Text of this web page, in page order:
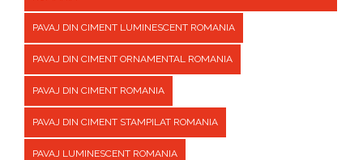
PAVAJ DIN CIMENT LUMINESCENT ROMANIA
PAVAJ DIN CIMENT ORNAMENTAL ROMANIA
PAVAJ DIN CIMENT ROMANIA
PAVAJ DIN CIMENT STAMPILAT ROMANIA
PAVAJ LUMINESCENT ROMANIA